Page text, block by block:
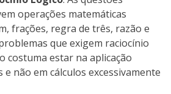
operações matemáticas
frações, regra de três, razão e
que exigem raciocínio
costuma estar na aplicação
não em cálculos excessivamente